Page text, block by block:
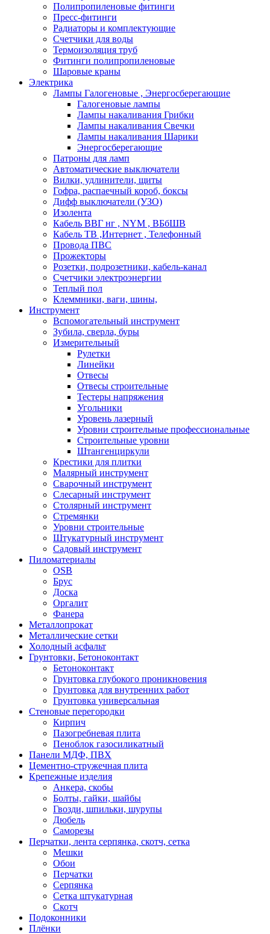
Полипропиленовые фитинги
Пресс-фитинги
Радиаторы и комплектующие
Счетчики для воды
Термоизоляция труб
Фитинги полипропиленовые
Шаровые краны
Электрика
Лампы Галогеновые , Энергосберегающие
Галогеновые лампы
Лампы накаливания Грибки
Лампы накаливания Свечки
Лампы накаливания Шарики
Энергосберегающие
Патроны для ламп
Автоматические выключатели
Вилки, удлинители, щиты
Гофра, распаечный короб, боксы
Дифф выключатели (УЗО)
Изолента
Кабель ВВГ нг , NYM , ВБбШВ
Кабель ТВ ,Интернет , Телефонный
Провода ПВС
Прожекторы
Розетки, подрозетники, кабель-канал
Счетчики электроэнергии
Теплый пол
Клеммники, ваги, шины,
Инструмент
Вспомогательный инструмент
Зубила, сверла, буры
Измерительный
Рулетки
Линейки
Отвесы
Отвесы строительные
Тестеры напряжения
Угольники
Уровень лазерный
Уровни строительные профессиональные
Строительные уровни
Штангенциркули
Крестики для плитки
Малярный инструмент
Сварочный инструмент
Слесарный инструмент
Столярный инструмент
Стремянки
Уровни строительные
Штукатурный инструмент
Садовый инструмент
Пиломатериалы
OSB
Брус
Доска
Оргалит
Фанера
Металлопрокат
Металлические сетки
Холодный асфальт
Грунтовки, Бетоноконтакт
Бетоноконтакт
Грунтовка глубокого проникновения
Грунтовка для внутренних работ
Грунтовка универсальная
Стеновые перегородки
Кирпич
Пазогребневая плита
Пеноблок газосиликатный
Панели МДФ, ПВХ
Цементно-стружечная плита
Крепежные изделия
Анкера, скобы
Болты, гайки, шайбы
Гвозди, шпильки, шурупы
Дюбель
Саморезы
Перчатки, лента серпянка, скотч, сетка
Мешки
Обои
Перчатки
Серпянка
Сетка штукатурная
Скотч
Подоконники
Плёнки